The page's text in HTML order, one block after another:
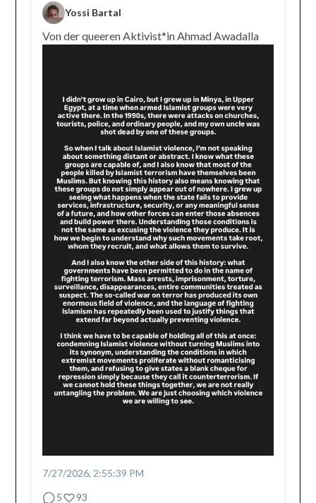
Yossi Bartal
Von der queeren Aktivist*in Ahmad Awadalla
7/27/2026, 2:55:39 PM
5
93